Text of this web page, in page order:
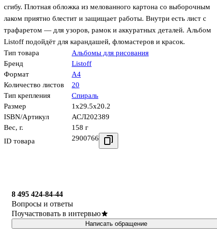
сгибу. Плотная обложка из мелованного картона со выборочным
лаком приятно блестит и защищает работы. Внутри есть лист с
трафаретом — для узоров, рамок и аккуратных деталей. Альбом
Listoff подойдёт для карандашей, фломастеров и красок.
Тип товара
Альбомы для рисования
Бренд
Listoff
Формат
А4
Количество листов
20
Тип крепления
Спираль
Размер
1x29.5x20.2
ISBN/Артикул
АСЛ202389
Вес, г.
158 г
ID товара
2900766
8 495 424-84-44
Вопросы и ответы
Поучаствовать в интервью
Написать обращение